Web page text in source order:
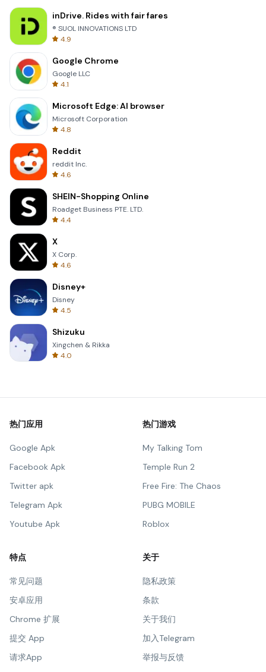
inDrive. Rides with fair fares
® SUOL INNOVATIONS LTD
4.9
Google Chrome
Google LLC
4.1
Microsoft Edge: AI browser
Microsoft Corporation
4.8
Reddit
reddit Inc.
4.6
SHEIN-Shopping Online
Roadget Business PTE. LTD.
4.4
X
X Corp.
4.6
Disney+
Disney
4.5
Shizuku
Xingchen & Rikka
4.0
热门应用
Google Apk
Facebook Apk
Twitter apk
Telegram Apk
Youtube Apk
热门游戏
My Talking Tom
Temple Run 2
Free Fire: The Chaos
PUBG MOBILE
Roblox
特点
常见问题
安卓应用
Chrome 扩展
提交 App
请求App
关于
隐私政策
条款
关于我们
加入Telegram
举报与反馈